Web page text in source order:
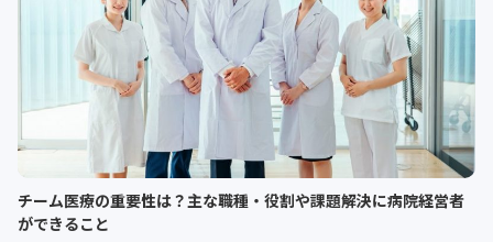
チーム医療の重要性は？主な職種・役割や課題解決に病院経営者
ができること